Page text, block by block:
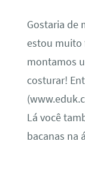
Gostaria de
estou muito
montamos
costurar!
Lá você
bacanas na